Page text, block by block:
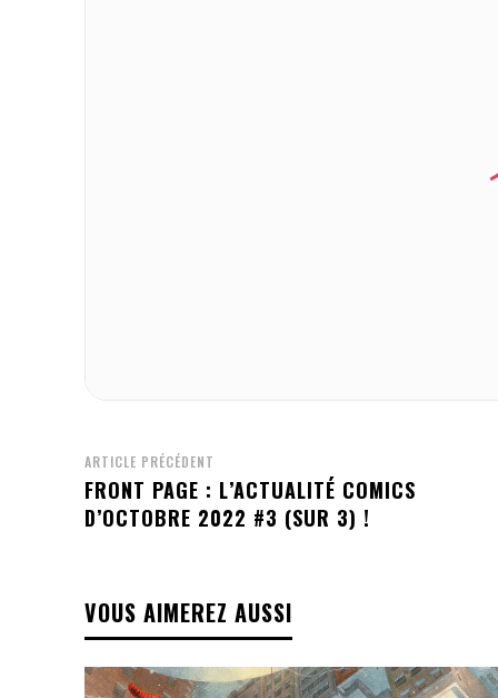
ARTICLE PRÉCÉDENT
FRONT PAGE : L’ACTUALITÉ COMICS
D’OCTOBRE 2022 #3 (SUR 3) !
VOUS AIMEREZ AUSSI